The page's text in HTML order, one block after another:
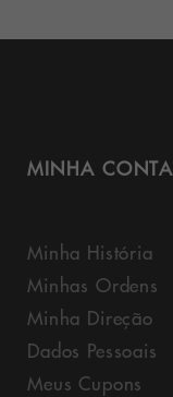
MINHA CONTA
Minha História
Minhas Ordens
Minha Direção
Dados Pessoais
Meus Cupons